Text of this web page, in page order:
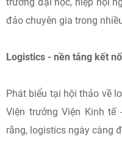
đảo chuyên gia trong
Logistics - nền tảng kết
Phát biểu tại hội thảo về
Viện trưởng Viện Kinh
rằng, logistics ngày càng